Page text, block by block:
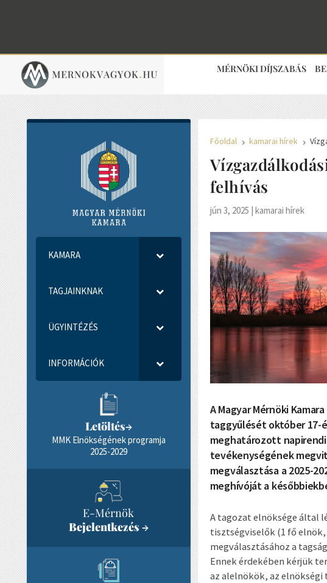
MÉRNÖKI DÍJSZABÁS
KAMARA
TAGJAINKNAK
ÜGYINTÉZÉS
INFORMÁCIÓK
Letöltés→
MMK Elnökségének programja
2025-2029
E-Mérnök
Bejelentkezés →
Főoldal 5 kamarai hírek 5
felhívás
jún 3, 2025 | kamarai hírek
A Magyar Mérnöki
taggyűlését október 17-
meghatározott
tevékenységének
megválasztása a 2025-
meghívóját a
A tagozat elnöksége által
tisztségviselők (1 fő
megválasztásához a
Ennek érdekében kérjük
az alelnökök, az